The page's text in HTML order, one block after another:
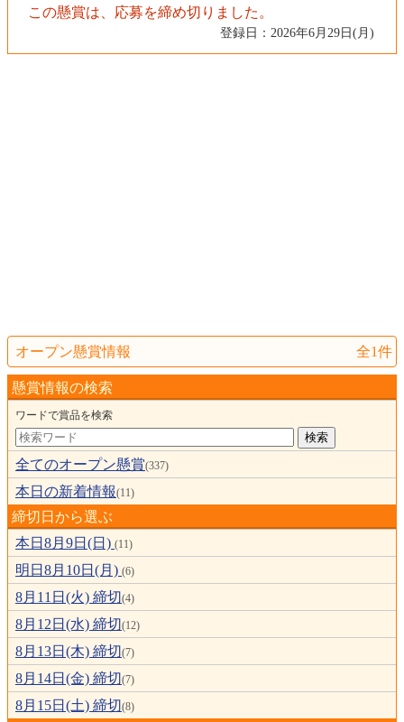
この懸賞は、応募を締め切りました。
登録日：2026年6月29日(月)
オープン懸賞情報 全1件
懸賞情報の検索
ワードで賞品を検索
全てのオープン懸賞(337)
本日の新着情報(11)
締切日から選ぶ
本日8月9日(日) (11)
明日8月10日(月) (6)
8月11日(火) 締切(4)
8月12日(水) 締切(12)
8月13日(木) 締切(7)
8月14日(金) 締切(7)
8月15日(土) 締切(8)